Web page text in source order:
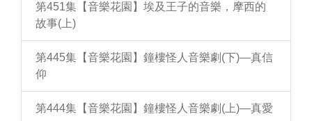
第451集【音樂花園】埃及王子的音樂，摩西的
故事(上)
第445集【音樂花園】鐘樓怪人音樂劇(下)—真信
仰
第444集【音樂花園】鐘樓怪人音樂劇(上)—真愛